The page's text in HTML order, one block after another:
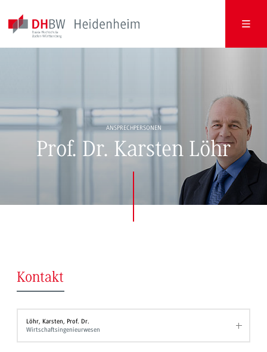
ANSPRECHPERSONEN
Prof. Dr. Karsten Löhr
Kontakt
Löhr, Karsten, Prof. Dr.
Wirtschaftsingenieurwesen